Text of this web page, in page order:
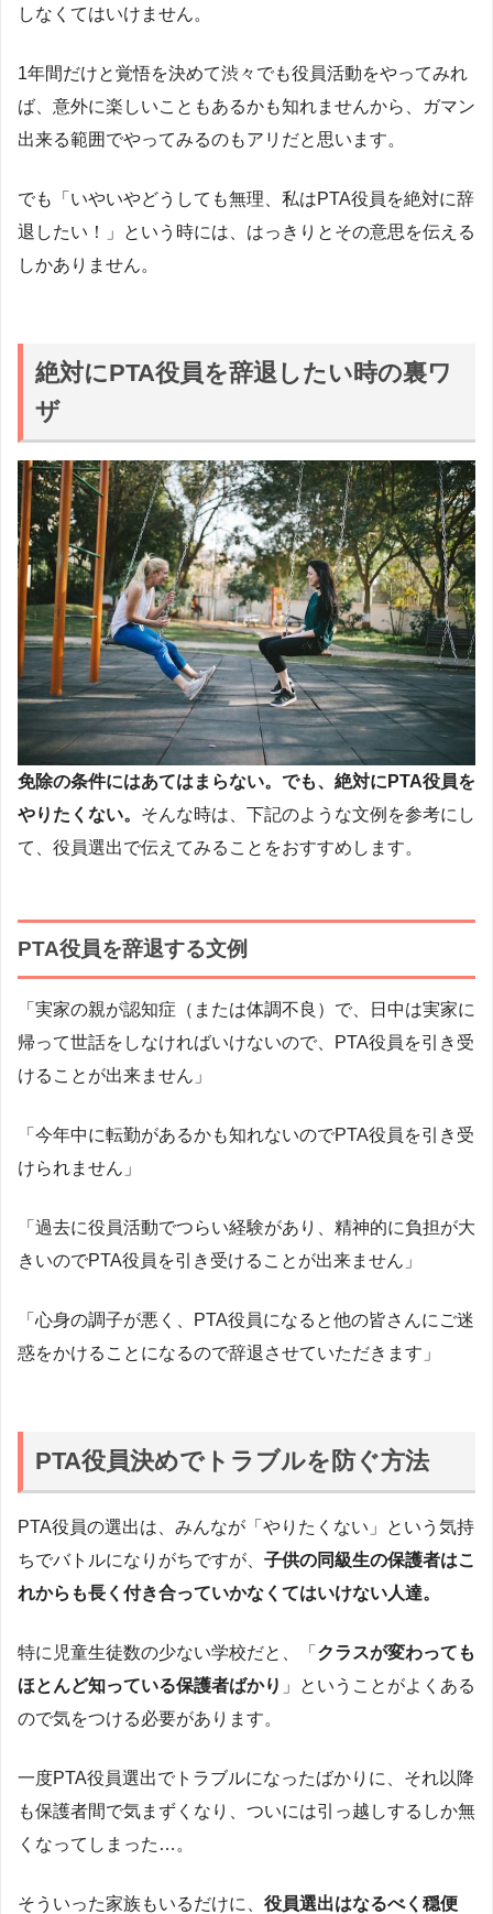
しなくてはいけません。
1年間だけと覚悟を決めて渋々でも役員活動をやってみれ
ば、意外に楽しいこともあるかも知れませんから、ガマン
出来る範囲でやってみるのもアリだと思います。
でも「いやいやどうしても無理、私はPTA役員を絶対に辞
退したい！」という時には、はっきりとその意思を伝える
しかありません。
絶対にPTA役員を辞退したい時の裏ワ
ザ
免除の条件にはあてはまらない。でも、絶対にPTA役員を
やりたくない。 そんな時は、下記のような文例を参考にし
て、役員選出で伝えてみることをおすすめします。
PTA役員を辞退する文例
「実家の親が認知症（または体調不良）で、日中は実家に
帰って世話をしなければいけないので、PTA役員を引き受
けることが出来ません」
「今年中に転勤があるかも知れないのでPTA役員を引き受
けられません」
「過去に役員活動でつらい経験があり、精神的に負担が大
きいのでPTA役員を引き受けることが出来ません」
「心身の調子が悪く、PTA役員になると他の皆さんにご迷
惑をかけることになるので辞退させていただきます」
PTA役員決めでトラブルを防ぐ方法
PTA役員の選出は、みんなが「やりたくない」という気持
ちでバトルになりがちですが、 子供の同級生の保護者はこ
れからも長く付き合っていかなくてはいけない人達。
特に児童生徒数の少ない学校だと、「 クラスが変わっても
ほとんど知っている保護者ばかり 」ということがよくある
ので気をつける必要があります。
一度PTA役員選出でトラブルになったばかりに、それ以降
も保護者間で気まずくなり、ついには引っ越しするしか無
くなってしまった…。
そういった家族もいるだけに、 役員選出はなるべく穏便